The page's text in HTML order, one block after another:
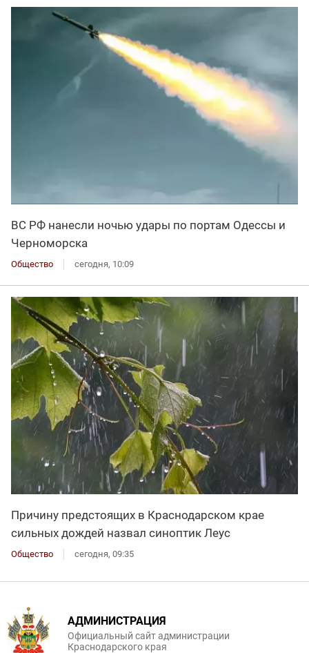
ВС РФ нанесли ночью удары по портам Одессы и
Черноморска
Общество сегодня, 10:09
Причину предстоящих в Краснодарском крае
сильных дождей назвал синоптик Леус
Общество сегодня, 09:35
АДМИНИСТРАЦИЯ
Официальный сайт администрации
Краснодарского края